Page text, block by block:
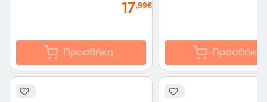
17,99€
Προσθήκη Προσθήκη